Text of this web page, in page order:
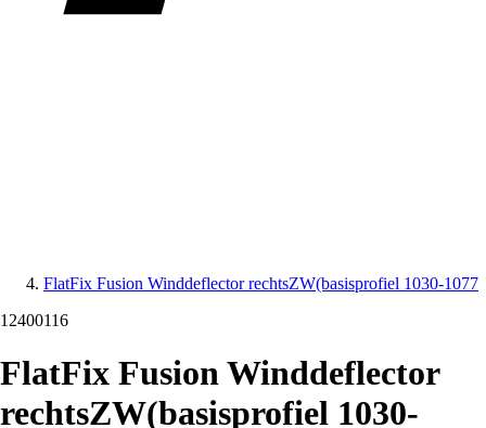
FlatFix Fusion Winddeflector rechtsZW(basisprofiel 1030-1077
12400116
FlatFix Fusion Winddeflector
rechtsZW(basisprofiel 1030-